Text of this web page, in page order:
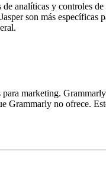
analíticas y controles
son más específicas
marketing.
Grammarly no ofrece.